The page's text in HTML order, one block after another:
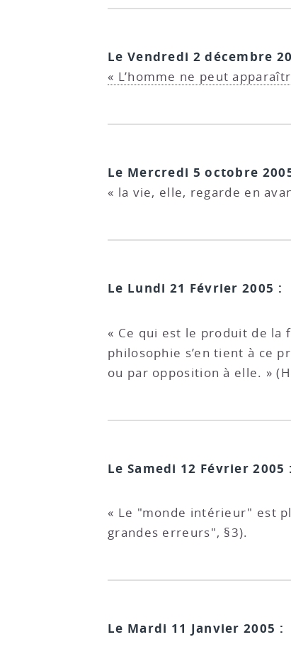
Le Vendredi 2 décembre
« L’homme ne peut
Le Mercredi 5 octobre
« la vie, elle, regarde en
Le Lundi 21 Février 2005 :
« Ce qui est le produit de la
philosophie s’en tient à ce
ou par opposition à elle. »
Le Samedi 12 Février 2005 :
« Le "monde intérieur" est
grandes erreurs", §3).
Le Mardi 11 Janvier 2005 :